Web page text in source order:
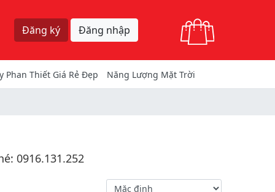
Đăng ký Đăng nhập
Phan Thiết Giá Rẻ Đẹp Năng Lượng Mặt Trời
0916.131.252
Sắp xếp